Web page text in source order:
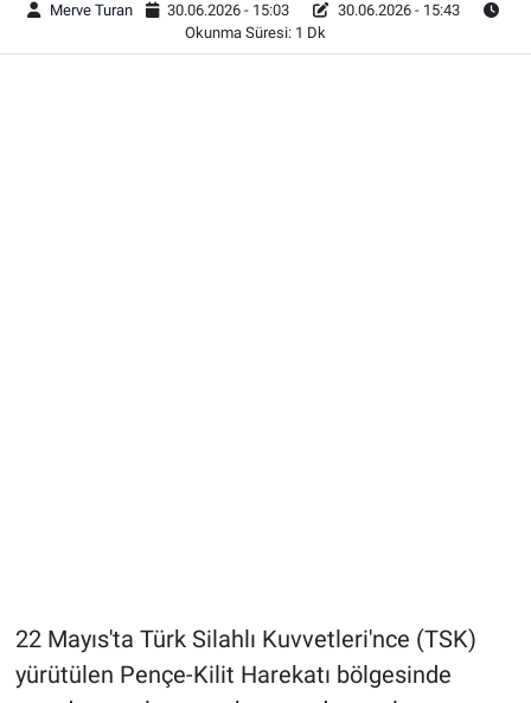
Merve Turan 30.06.2026 - 15:03
30.06.2026 - 15:43
Okunma Süresi: 1 Dk
22 Mayıs'ta Türk Silahlı Kuvvetleri'nce (TSK)
yürütülen Pençe-Kilit Harekatı bölgesinde